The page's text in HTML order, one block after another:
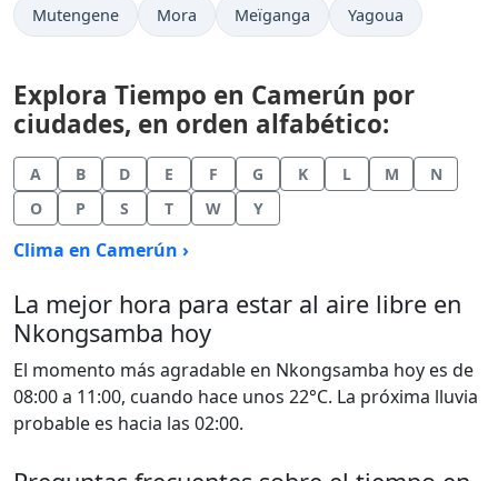
Mutengene Mora Meïganga Yagoua
Explora Tiempo en Camerún por
ciudades, en orden alfabético:
A B D E F G K L M
N
O
P S T W Y
Clima en Camerún ›
La mejor hora para estar al aire libre en
Nkongsamba hoy
El momento más agradable en Nkongsamba hoy es de
08:00 a 11:00, cuando hace unos 22°C. La próxima lluvia
probable es hacia las 02:00.